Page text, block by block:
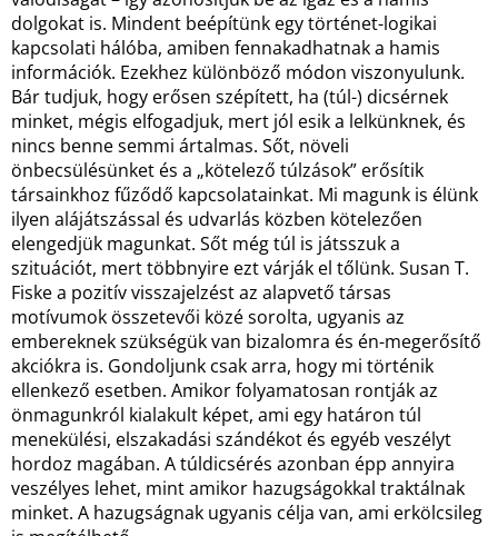
dolgokat is. Mindent beépítünk egy történet-logikai
kapcsolati hálóba, amiben fennakadhatnak a hamis
információk. Ezekhez különböző módon viszonyulunk.
Bár tudjuk, hogy erősen szépített, ha (túl-) dicsérnek
minket, mégis elfogadjuk, mert jól esik a lelkünknek, és
nincs benne semmi ártalmas. Sőt, növeli
önbecsülésünket és a „kötelező túlzások” erősítik
társainkhoz fűződő kapcsolatainkat. Mi magunk is élünk
ilyen alájátszással és udvarlás közben kötelezően
elengedjük magunkat. Sőt még túl is játsszuk a
szituációt, mert többnyire ezt várják el tőlünk. Susan T.
Fiske a pozitív visszajelzést az alapvető társas
motívumok összetevői közé sorolta, ugyanis az
embereknek szükségük van bizalomra és én-megerősítő
akciókra is. Gondoljunk csak arra, hogy mi történik
ellenkező esetben. Amikor folyamatosan rontják az
önmagunkról kialakult képet, ami egy határon túl
menekülési, elszakadási szándékot és egyéb veszélyt
hordoz magában. A túldicsérés azonban épp annyira
veszélyes lehet, mint amikor hazugságokkal traktálnak
minket. A hazugságnak ugyanis célja van, ami erkölcsileg